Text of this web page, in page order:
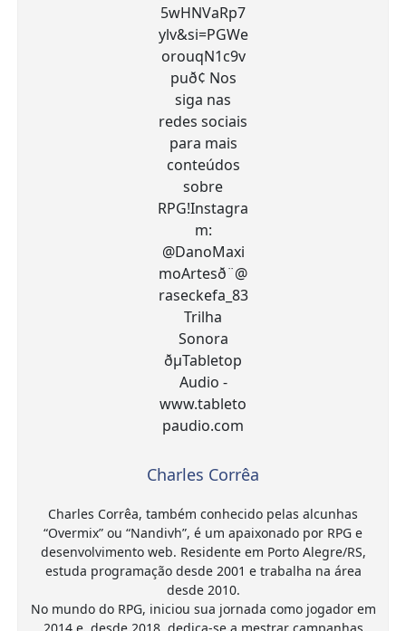
Charles Corrêa
Charles Corrêa, também conhecido pelas alcunhas
“Overmix” ou “Nandivh”, é um apaixonado por RPG e
desenvolvimento web. Residente em Porto Alegre/RS,
estuda programação desde 2001 e trabalha na área
desde 2010.
No mundo do RPG, iniciou sua jornada como jogador em